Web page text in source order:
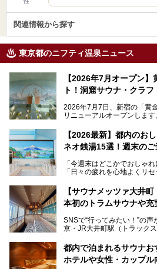
関連情報から探す
東京都のニフティ温泉ニュース
【2026年7月オープン
ト！洞窟サウナ・クラ
2026年7月7日、新宿の「黄
リニューアルオープンします
レトロでノスタルジックな
を知る地元の人にも、新し
る、今の時代の"銭湯"として
ビアバーなど、新しく登場
す。充実した設備があるの
【2026最新】都内のお
ネオ銭湯15選！週末のご
「今週末はどこかでおしゃ
「日々の疲れを心地よくリセ
となっている新しいスタイ
最近、SNSやメディアで「デ
本記事では、そもそもこれら
いおしゃれな名店15選を、
します。
【サウナメッツァ大井
本初のトラムサウナや充
SNSで“行ってみたい！”の
京・JR大井町駅（トラック
ツァ大井町トラックス」が
ポ―トします。
都内で泊まれるサウナ
ホテルや女性・カップル